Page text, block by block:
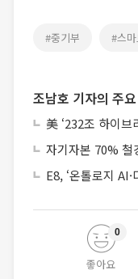
#중기부 #스
조남호 기자의 주
美 ‘232조 하이
자기자본 70% 철
E8, ‘온톨로지
좋아요
0